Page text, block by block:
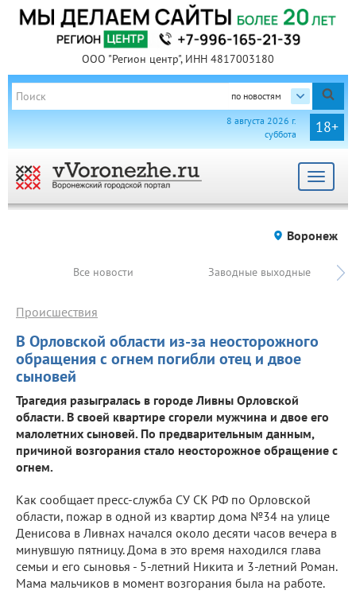
ООО "Регион центр", ИНН 4817003180
по новостям
18+
8 августа 2026 г.
суббота
Toggle
Воронеж
Все новости Заводные выходные
В Орловской области из-за неосторожного
обращения с огнем погибли отец и двое
сыновей
Происшествия
Трагедия разыгралась в городе Ливны Орловской
области. В своей квартире сгорели мужчина и двое его
малолетних сыновей. По предварительным данным,
причиной возгорания стало неосторожное обращение с
огнем.
Как сообщает пресс-служба СУ СК РФ по Орловской
области, пожар в одной из квартир дома №34 на улице
Денисова в Ливнах начался около десяти часов вечера в
минувшую пятницу. Дома в это время находился глава
семьи и его сыновья - 5-летний Никита и 3-летний Роман.
Мама мальчиков в момент возгорания была на работе.